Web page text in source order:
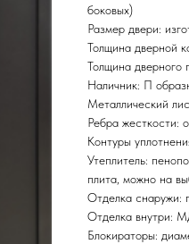
боковых)
Размер двери:
Толщина дверной
Толщина дверного
Наличник: П
Металлический
Ребра жесткости:
Контуры
Утеплитель:
плита, можно на
Отделка снаружи:
Отделка внутри:
Блокираторы: